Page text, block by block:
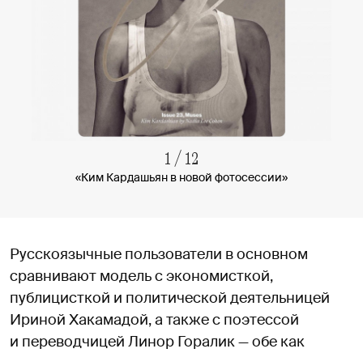
1/12
«Ким Кардашьян в новой фотосессии»
Русскоязычные пользователи в основном
сравнивают модель с экономисткой,
публицисткой и политической деятельницей
Ириной Хакамадой, а также с поэтессой
и переводчицей Линор Горалик — обе как